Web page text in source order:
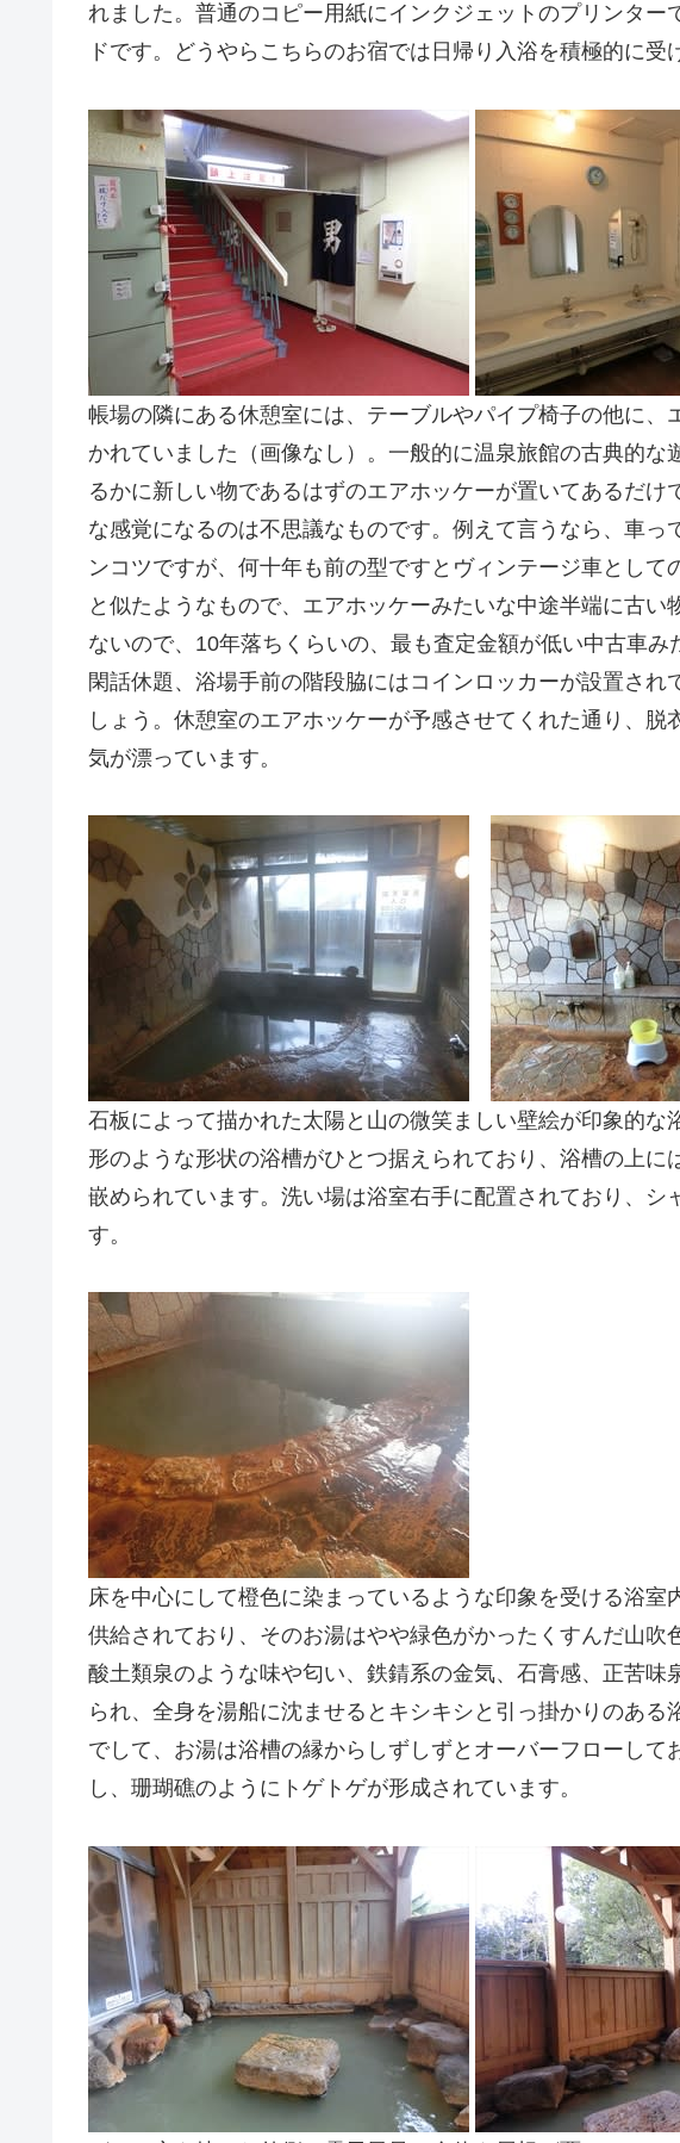
れました。普通のコピー用紙にインクジェットのプリンター
ドです。どうやらこちらのお宿では日帰り入浴を積極的に受
帳場の隣にある休憩室には、テーブルやパイプ椅子の他に、
かれていました（画像なし）。一般的に温泉旅館の古典的な
るかに新しい物であるはずのエアホッケーが置いてあるだけ
な感覚になるのは不思議なものです。例えて言うなら、車っ
ンコツですが、何十年も前の型ですとヴィンテージ車とし
と似たようなもので、エアホッケーみたいな中途半端に古
ないので、10年落ちくらいの、最も査定金額が低い中古車み
閑話休題、浴場手前の階段脇にはコインロッカーが設置され
しょう。休憩室のエアホッケーが予感させてくれた通り、
気が漂っています。
石板によって描かれた太陽と山の微笑ましい壁絵が印象的な
形のような形状の浴槽がひとつ据えられており、浴槽の上
嵌められています。洗い場は浴室右手に配置されており、シ
す。
床を中心にして橙色に染まっているような印象を受ける浴
供給されており、そのお湯はやや緑色がかったくすんだ山吹
酸土類泉のような味や匂い、鉄錆系の金気、石膏感、正苦味
られ、全身を湯船に沈ませるとキシキシと引っ掛かりのあ
でして、お湯は浴槽の縁からしずしずとオーバーフローし
し、珊瑚礁のようにトゲトゲが形成されています。